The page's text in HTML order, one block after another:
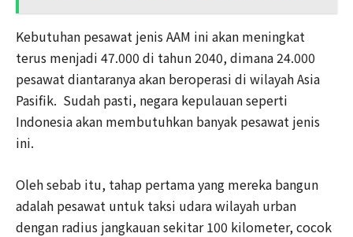
Kebutuhan pesawat jenis AAM ini akan meningkat
terus menjadi 47.000 di tahun 2040, dimana 24.000
pesawat diantaranya akan beroperasi di wilayah Asia
Pasifik. Sudah pasti, negara kepulauan seperti
Indonesia akan membutuhkan banyak pesawat jenis
ini.
Oleh sebab itu, tahap pertama yang mereka bangun
adalah pesawat untuk taksi udara wilayah urban
dengan radius jangkauan sekitar 100 kilometer, cocok